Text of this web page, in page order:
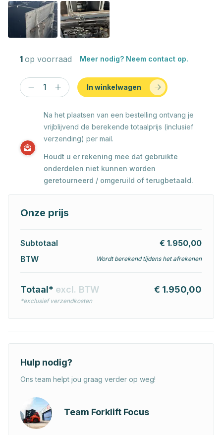
1 op voorraad Meer nodig? Neem contact op.
In winkelwagen
Na het plaatsen van een bestelling ontvang je
vrijblijvend de berekende totaalprijs (inclusief
verzending) per mail.
Houdt u er rekening mee dat gebruikte
onderdelen niet kunnen worden
geretourneerd / omgeruild of terugbetaald.
Onze prijs
Subtotaal
€ 1.950,00
BTW
Wordt berekend tijdens het afrekenen
Totaal* excl. BTW
*exclusief verzendkosten
€ 1.950,00
Hulp nodig?
Ons team helpt jou graag verder op weg!
Team Forklift Focus